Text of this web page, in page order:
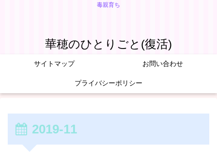
毒親育ち
華穂のひとりごと(復活)
サイトマップ お問い合わせ
プライバシーポリシー
2019-11